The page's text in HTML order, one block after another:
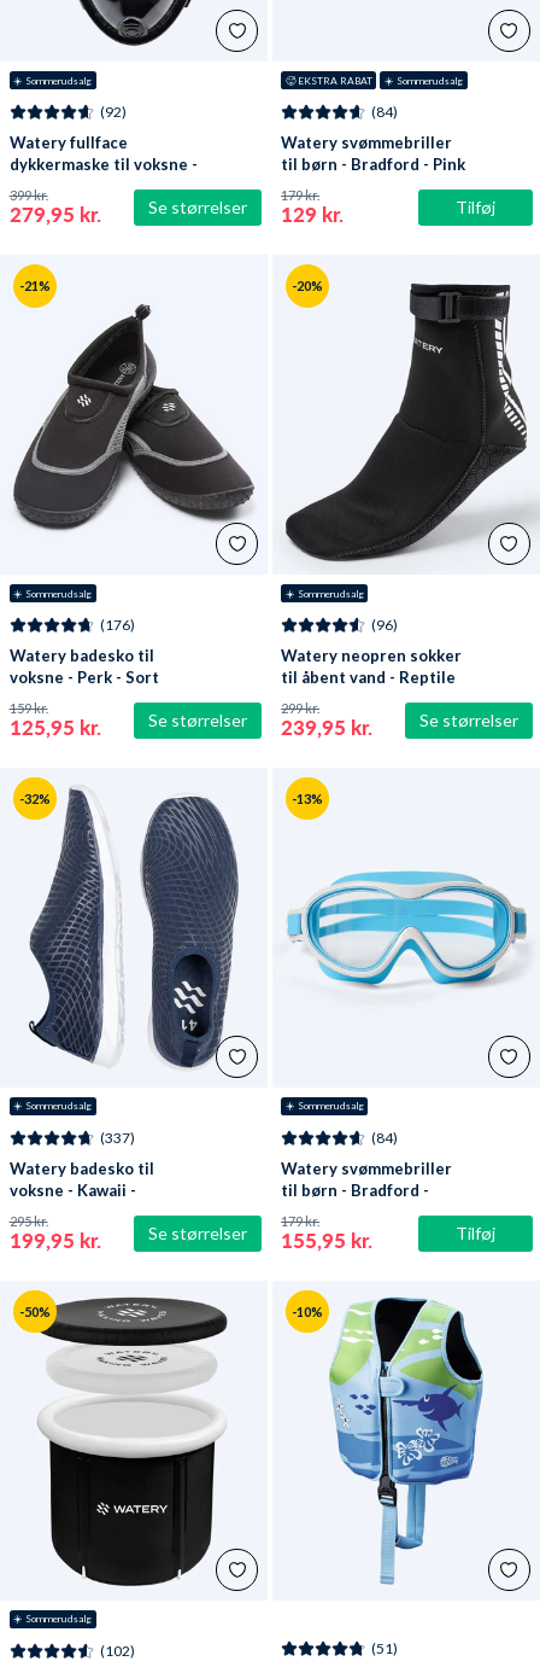
☀️ Sommerudsalg
Se størrelser
(92)
Watery fullface
dykkermaske til voksne -
Oxygen - Sort
279,95 kr.
399 kr.
🥵 EKSTRA RABAT ☀️ Sommerudsalg
Tilføj
(84)
Watery svømmebriller
til børn - Bradford - Pink
129 kr.
179 kr.
-21%
☀️ Sommerudsalg
Se størrelser
(176)
Watery badesko til
voksne - Perk - Sort
125,95 kr.
159 kr.
-20%
☀️ Sommerudsalg
Se størrelser
(96)
Watery neopren sokker
til åbent vand - Reptile
(3 mm) - Sort
239,95 kr.
299 kr.
-32%
☀️ Sommerudsalg
Se størrelser
(337)
Watery badesko til
voksne - Kawaii -
Mørkeblå
199,95 kr.
295 kr.
-13%
☀️ Sommerudsalg
Tilføj
(84)
Watery svømmebriller
til børn - Bradford -
Blå/hvid
155,95 kr.
179 kr.
-50%
☀️ Sommerudsalg
(102)
-10%
(51)